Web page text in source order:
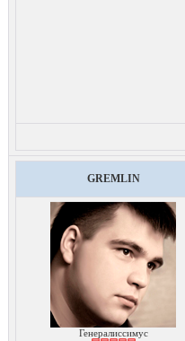
GREMLIN
Генералиссимус